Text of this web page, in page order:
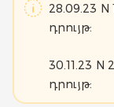
28.09.23 N
դրույթ:
30.11.23 N
դրույթ: